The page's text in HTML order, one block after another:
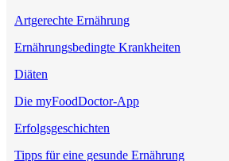
Artgerechte Ernährung
Ernährungsbedingte Krankheiten
Diäten
Die myFoodDoctor-App
Erfolgsgeschichten
Tipps für eine gesunde Ernährung